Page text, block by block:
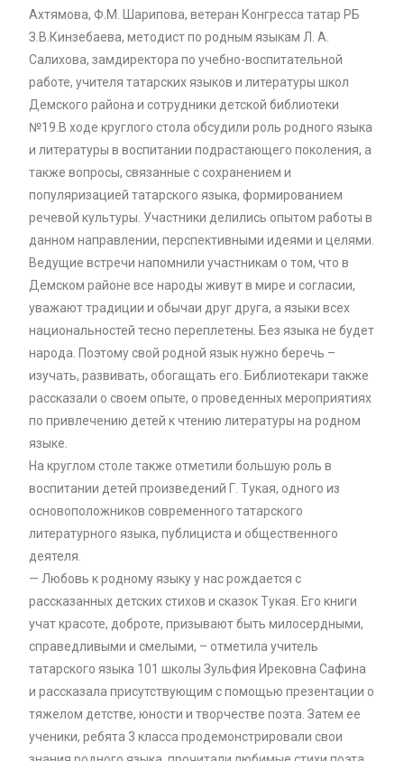
Ахтямова, Ф.М. Шарипова, ветеран Конгресса татар РБ
З.В.Кинзебаева, методист по родным языкам Л. А.
Салихова, замдиректора по учебно-воспитательной
работе, учителя татарских языков и литературы школ
Демского района и сотрудники детской библиотеки
№19.В ходе круглого стола обсудили роль родного языка
и литературы в воспитании подрастающего поколения, а
также вопросы, связанные с сохранением и
популяризацией татарского языка, формированием
речевой культуры. Участники делились опытом работы в
данном направлении, перспективными идеями и целями.
Ведущие встречи напомнили участникам о том, что в
Демском районе все народы живут в мире и согласии,
уважают традиции и обычаи друг друга, а языки всех
национальностей тесно переплетены. Без языка не будет
народа. Поэтому свой родной язык нужно беречь –
изучать, развивать, обогащать его. Библиотекари также
рассказали о своем опыте, о проведенных мероприятиях
по привлечению детей к чтению литературы на родном
языке.
На круглом столе также отметили большую роль в
воспитании детей произведений Г. Тукая, одного из
основоположников современного татарского
литературного языка, публициста и общественного
деятеля.
— Любовь к родному языку у нас рождается с
рассказанных детских стихов и сказок Тукая. Его книги
учат красоте, доброте, призывают быть милосердными,
справедливыми и смелыми, – отметила учитель
татарского языка 101 школы Зульфия Ирековна Сафина
и рассказала присутствующим с помощью презентации о
тяжелом детстве, юности и творчестве поэта. Затем ее
ученики, ребята 3 класса продемонстрировали свои